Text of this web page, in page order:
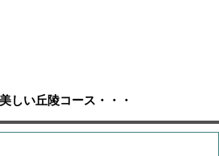
しい丘陵コース・・・